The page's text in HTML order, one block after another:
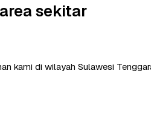
sekitar
kami di wilayah Sulawesi